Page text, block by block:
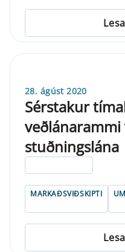
28. ágúst 2020
Sérstakur
veðlánarammi
stuðningslána
MARKAÐSVIÐSKIPTI